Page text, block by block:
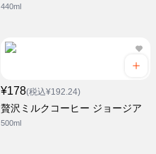
440ml
¥178(税込¥192.24)
贅沢ミルクコーヒー ジョージア
500ml